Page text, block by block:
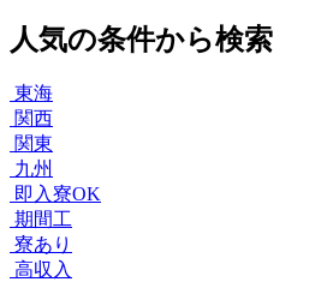
人気の条件から検索
東海
関西
関東
九州
即入寮OK
期間工
寮あり
高収入